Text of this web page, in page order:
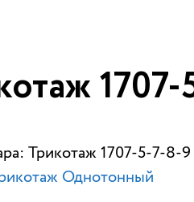
Трикотаж 1707-5-7-8-9
Однотонный